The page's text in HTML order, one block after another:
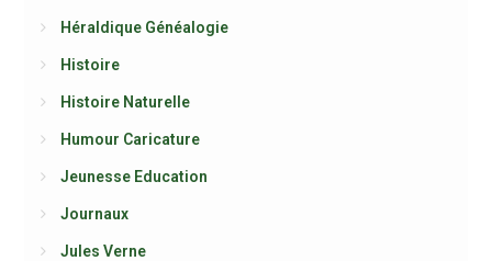
Héraldique Généalogie
Histoire
Histoire Naturelle
Humour Caricature
Jeunesse Education
Journaux
Jules Verne